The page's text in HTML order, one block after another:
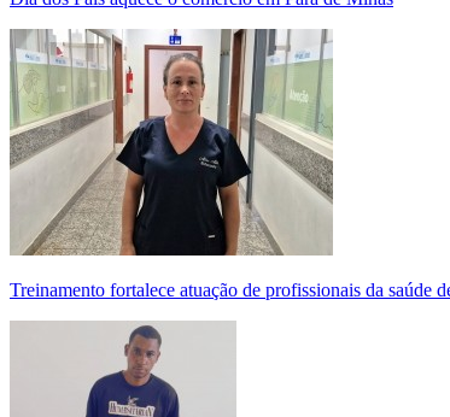
Treinamento fortalece atuação de profissionais da saúde